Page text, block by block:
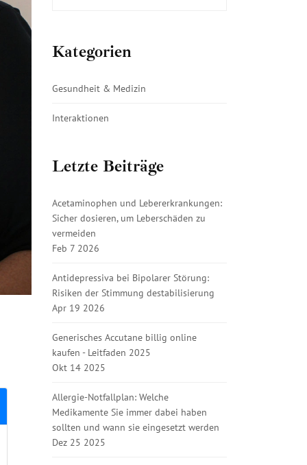
Kategorien
Gesundheit & Medizin
Interaktionen
Letzte Beiträge
Acetaminophen und Lebererkrankungen:
Sicher dosieren, um Leberschäden zu
vermeiden
Feb 7 2026
Antidepressiva bei Bipolarer Störung:
Risiken der Stimmung destabilisierung
Apr 19 2026
Generisches Accutane billig online
kaufen - Leitfaden 2025
Okt 14 2025
Allergie-Notfallplan: Welche
Medikamente Sie immer dabei haben
sollten und wann sie eingesetzt werden
Dez 25 2025